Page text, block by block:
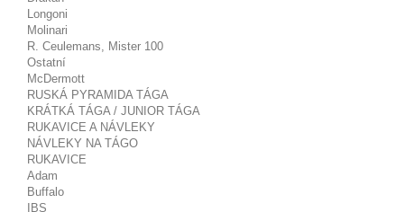
Longoni
Molinari
R. Ceulemans, Mister 100
Ostatní
McDermott
RUSKÁ PYRAMIDA TÁGA
KRÁTKÁ TÁGA / JUNIOR TÁGA
RUKAVICE A NÁVLEKY
NÁVLEKY NA TÁGO
RUKAVICE
Adam
Buffalo
IBS